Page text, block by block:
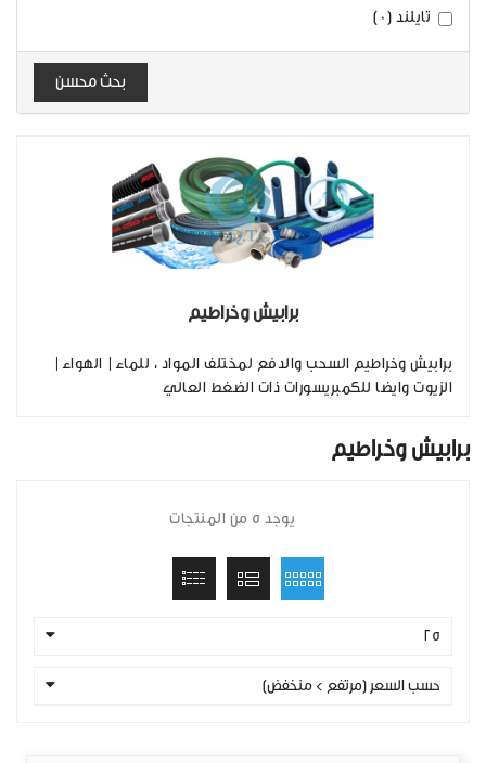
تايلند (0)
بحث محسن
برابيش وخراطيم
برابيش وخراطيم السحب والدفع لمختلف المواد ، للماء| الهواء|
الزيوت وايضا للكمبريسورات ذات الضغط العالي
برابيش وخراطيم
يوجد 5 من المنتجات
25
حسب السعر (مرتفع > منخفض)